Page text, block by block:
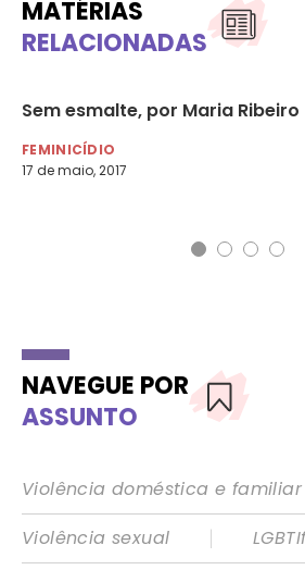
MATÉRIAS
RELACIONADAS
Sem esmalte, por Maria Ribeiro
FEMINICÍDIO
17 de maio, 2017
NAVEGUE POR
ASSUNTO
Violência doméstica e familiar
Violência sexual
|